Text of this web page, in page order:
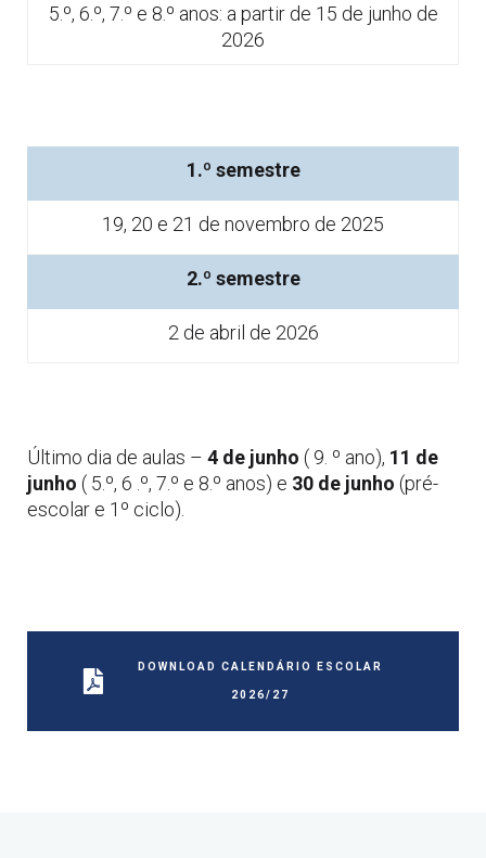
5.º, 6.º, 7.º e 8.º anos: a partir de 15 de junho de
2026
1.º semestre
19, 20 e 21 de novembro de 2025
2.º semestre
2 de abril de 2026
Último dia de aulas – 4 de junho ( 9. º ano), 11 de
junho ( 5.º, 6 .º, 7.º e 8.º anos) e 30 de junho (pré-
escolar e 1º ciclo).
DOWNLOAD CALENDÁRIO ESCOLAR
2026/27